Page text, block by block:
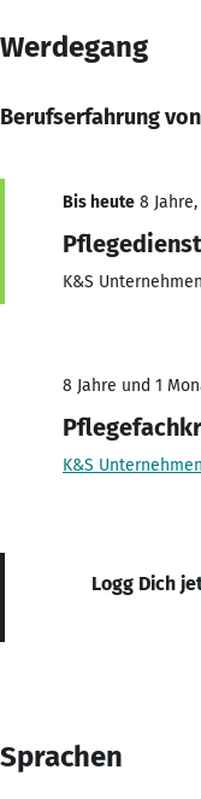
Werdegang
Berufserfahrung
Bis heute 8
K&S
8 Jahre und 1
K&S
Logg Dich
Sprachen